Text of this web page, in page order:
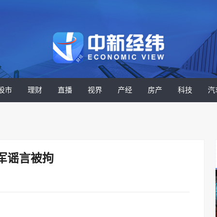
市 理财 直播 视界 产经 房产 科技 汽
谣言被拘